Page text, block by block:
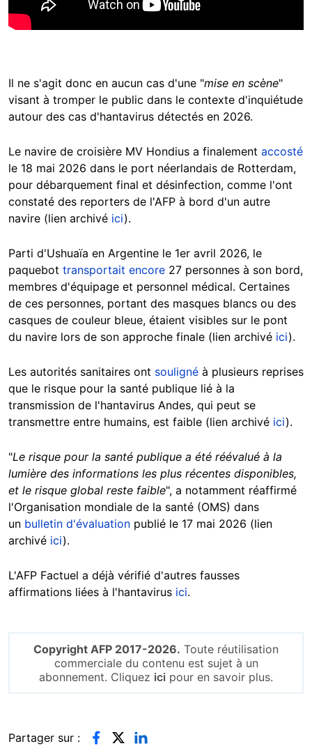
Il ne s'agit donc en aucun cas d'une "mise en scène"
visant à tromper le public dans le contexte d'inquiétude
autour des cas d'hantavirus détectés en 2026.
Le navire de croisière MV Hondius a finalement accosté
le 18 mai 2026 dans le port néerlandais de Rotterdam,
pour débarquement final et désinfection, comme l'ont
constaté des reporters de l'AFP à bord d'un autre
navire (lien archivé ici).
Parti d'Ushuaïa en Argentine le 1er avril 2026, le
paquebot transportait encore 27 personnes à son bord,
membres d'équipage et personnel médical. Certaines
de ces personnes, portant des masques blancs ou des
casques de couleur bleue, étaient visibles sur le pont
du navire lors de son approche finale (lien archivé ici).
Les autorités sanitaires ont souligné à plusieurs reprises
que le risque pour la santé publique lié à la
transmission de l'hantavirus Andes, qui peut se
transmettre entre humains, est faible (lien archivé ici).
"Le risque pour la santé publique a été réévalué à la
lumière des informations les plus récentes disponibles,
et le risque global reste faible", a notamment réaffirmé
l'Organisation mondiale de la santé (OMS) dans
un bulletin d'évaluation publié le 17 mai 2026 (lien
archivé ici).
L'AFP Factuel a déjà vérifié d'autres fausses
affirmations liées à l'hantavirus ici.
Copyright AFP 2017-2026. Toute réutilisation
commerciale du contenu est sujet à un
abonnement. Cliquez ici pour en savoir plus.
Partager sur :